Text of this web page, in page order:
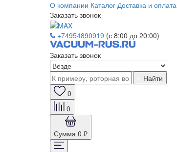
О компании Каталог Доставка и оплата
Заказать звонок
+74954890919 (с 8:00 до 20:00)
Заказать звонок
Найти
0
0
Сумма 0 ₽